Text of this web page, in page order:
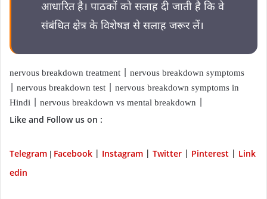
आधारित है। पाठकों को सलाह दी जाती है कि वे
संबंधित क्षेत्र के विशेषज्ञ से सलाह जरूर लें।
nervous breakdown treatment | nervous breakdown symptoms
| nervous breakdown test | nervous breakdown symptoms in
Hindi | nervous breakdown vs mental breakdown |
Like and Follow us on :
Telegram Facebook Instagram Twitter Pinterest
Link
edin